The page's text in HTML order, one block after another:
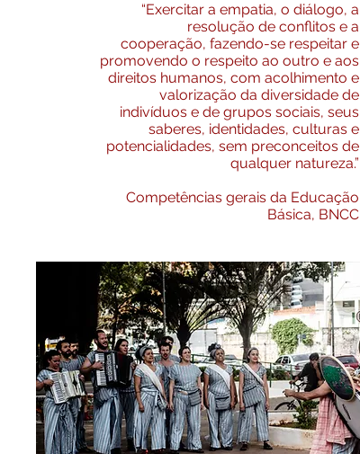
“Exercitar a empatia, o diálogo, a
resolução de conflitos e a
cooperação, fazendo-se respeitar e
promovendo o respeito ao outro e aos
direitos humanos, com acolhimento e
valorização da diversidade de
indivíduos e de grupos sociais, seus
saberes, identidades, culturas e
potencialidades, sem preconceitos de
qualquer natureza.”
Competências gerais da Educação
Básica, BNCC